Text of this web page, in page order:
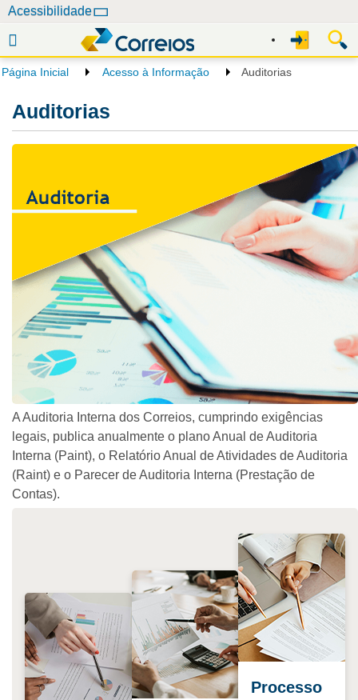
e
Acessibilidade
Página Inicial Acesso à Informação Auditorias
Auditorias
A Auditoria Interna dos Correios, cumprindo exigências
legais, publica anualmente o plano Anual de Auditoria
Interna (Paint), o Relatório Anual de Atividades de Auditoria
(Raint) e o Parecer de Auditoria Interna (Prestação de
Contas).
Processo